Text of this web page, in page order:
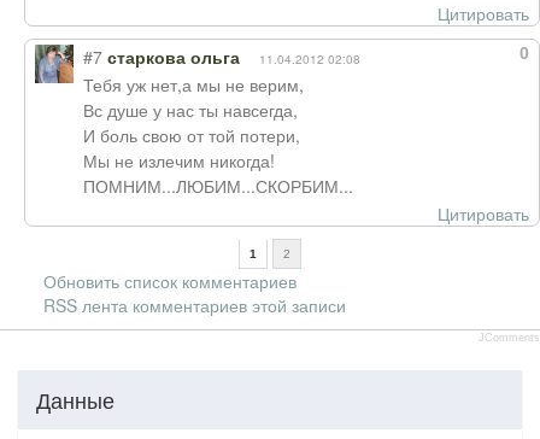
Цитировать
0
#7 старкова ольга 11.04.2012 02:08
Тебя уж нет,а мы не верим,
Вс душе у нас ты навсегда,
И боль свою от той потери,
Мы не излечим никогда!
ПОМНИМ...ЛЮБИМ...СКОРБИМ...
Цитировать
1 2
Обновить список комментариев
RSS лента комментариев этой записи
JComments
Данные